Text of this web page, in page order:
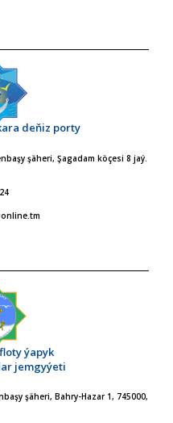
deňiz porty
şäheri, Şagadam köçesi 8 jaý.
ýapyk
jemgyýeti
şäheri, Bahry-Hazar 1, 745000,